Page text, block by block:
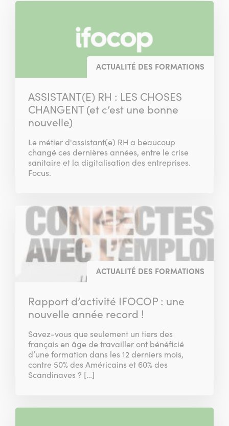
ACTUALITÉ DES FORMATIONS
ASSISTANT(E) RH : LES CHOSES
CHANGENT (et c’est une bonne
nouvelle)
Le métier d'assistant(e) RH a beaucoup
changé ces dernières années, entre le crise
sanitaire et la digitalisation des entreprises.
Focus.
ACTUALITÉ DES FORMATIONS
Rapport d’activité IFOCOP : une
nouvelle année record !
Savez-vous que seulement un tiers des
français en âge de travailler ont bénéficié
d’une formation dans les 12 derniers mois,
contre 50% des Américains et 60% des
Scandinaves ? […]